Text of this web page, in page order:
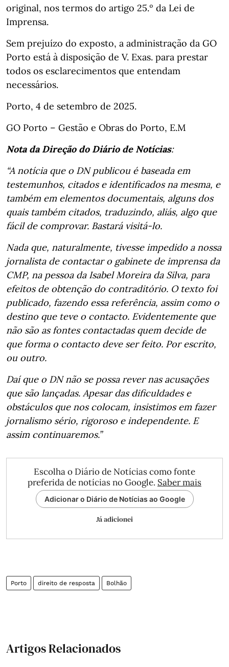
original, nos termos do artigo 25.º da Lei de
Imprensa.
Sem prejuízo do exposto, a administração da GO
Porto está à disposição de V. Exas. para prestar
todos os esclarecimentos que entendam
necessários.
Porto, 4 de setembro de 2025.
GO Porto – Gestão e Obras do Porto, E.M
Nota da Direção do Diário de Notícias:
“A notícia que o DN publicou é baseada em
testemunhos, citados e identificados na mesma, e
também em elementos documentais, alguns dos
quais também citados, traduzindo, aliás, algo que
fácil de comprovar. Bastará visitá-lo.
Nada que, naturalmente, tivesse impedido a nossa
jornalista de contactar o gabinete de imprensa da
CMP, na pessoa da Isabel Moreira da Silva, para
efeitos de obtenção do contraditório. O texto foi
publicado, fazendo essa referência, assim como o
destino que teve o contacto. Evidentemente que
não são as fontes contactadas quem decide de
que forma o contacto deve ser feito. Por escrito,
ou outro.
Daí que o DN não se possa rever nas acusações
que são lançadas. Apesar das dificuldades e
obstáculos que nos colocam, insistimos em fazer
jornalismo sério, rigoroso e independente. E
assim continuaremos.”
Escolha o Diário de Notícias como fonte
preferida de notícias no Google. Saber mais
Adicionar o Diário de Notícias ao Google
Já adicionei
Porto direito de resposta Bolhão
Artigos Relacionados